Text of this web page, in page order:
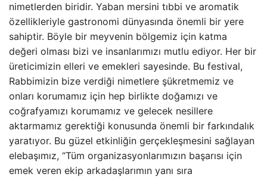
nimetlerden biridir. Yaban mersini tıbbi ve aromatik
özellikleriyle gastronomi dünyasında önemli bir yere
sahiptir. Böyle bir meyvenin bölgemiz için katma
değeri olması bizi ve insanlarımızı mutlu ediyor. Her bir
üreticimizin elleri ve emekleri sayesinde. Bu festival,
Rabbimizin bize verdiği nimetlere şükretmemiz ve
onları korumamız için hep birlikte doğamızı ve
coğrafyamızı korumamız ve gelecek nesillere
aktarmamız gerektiği konusunda önemli bir farkındalık
yaratıyor. Bu güzel etkinliğin gerçekleşmesini sağlayan
elebaşımız, “Tüm organizasyonlarımızın başarısı için
emek veren ekip arkadaşlarımın yanı sıra